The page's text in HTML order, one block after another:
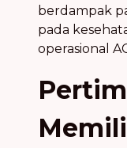
berdampak
pada
operasional